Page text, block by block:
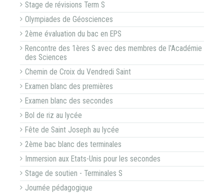
Stage de révisions Term S
Olympiades de Géosciences
2ème évaluation du bac en EPS
Rencontre des 1ères S avec des membres de l'Académie
des Sciences
Chemin de Croix du Vendredi Saint
Examen blanc des premières
Examen blanc des secondes
Bol de riz au lycée
Fête de Saint Joseph au lycée
2ème bac blanc des terminales
Immersion aux Etats-Unis pour les secondes
Stage de soutien - Terminales S
Journée pédagogique